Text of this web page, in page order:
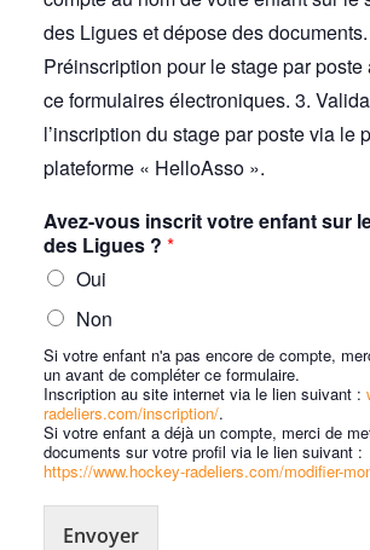
des Ligues et dépose des
Préinscription pour le stage par poste
ce formulaires électroniques. 3.
l’inscription du stage par poste via le
plateforme « HelloAsso ».
Avez-vous inscrit votre enfant sur
des Ligues ? *
Oui
Non
Si votre enfant n'a pas encore de compte,
un avant de compléter ce formulaire.
Inscription au site internet via le lien suivant :
radeliers.com/inscription/.
Si votre enfant a déjà un compte, merci de
documents sur votre profil via le lien suivant :
https://www.hockey-radeliers.com/modifier-
Envoyer